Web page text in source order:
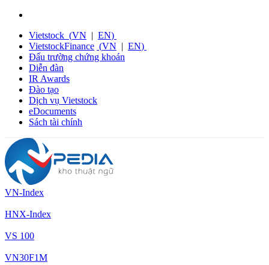
Vietstock (VN | EN)
VietstockFinance (VN | EN)
Đấu trường chứng khoán
Diễn đàn
IR Awards
Đào tạo
Dịch vụ Vietstock
eDocuments
Sách tài chính
VN-Index
HNX-Index
VS 100
VN30F1M